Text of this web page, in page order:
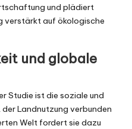
und plädiert
verstärkt auf ökologische
und globale
Studie ist die soziale und
Landnutzung verbunden
Welt fordert sie dazu